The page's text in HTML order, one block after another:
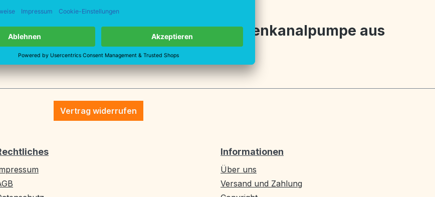
400/80, 1400 min-1, 400 V Seitenkanalpumpe aus
Vertrag widerrufen
Informationen
Über uns
Versand und Zahlung